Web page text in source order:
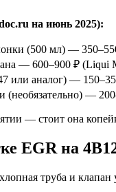
на июнь 2025):
(500 мл) —
— 600–900 ₽ (Liqui
или аналог) —
(необязательно) —
— стоит она
EGR на
труба и